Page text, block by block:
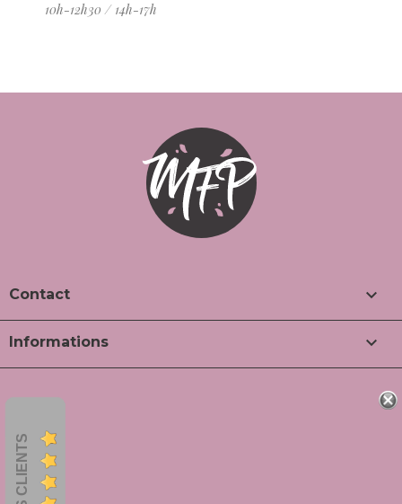
10h-12h30 / 14h-17h
Contact 
Informations 
AVIS CLIENTS